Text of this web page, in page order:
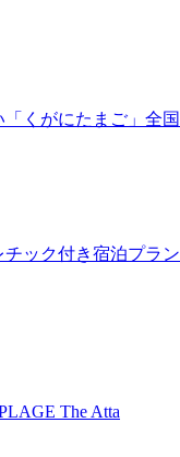
くがにたまご」全国
ック付き宿泊プラン
The Atta